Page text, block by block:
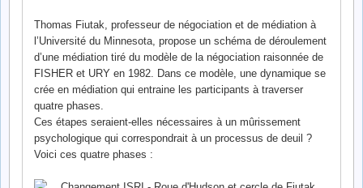
Thomas Fiutak, professeur de négociation et de médiation à
l’Université du Minnesota, propose un schéma de déroulement
d’une médiation tiré du modèle de la négociation raisonnée de
FISHER et URY en 1982. Dans ce modèle, une dynamique se
crée en médiation qui entraine les participants à traverser
quatre phases.
Ces étapes seraient-elles nécessaires à un mûrissement
psychologique qui correspondrait à un processus de deuil ?
Voici ces quatre phases :